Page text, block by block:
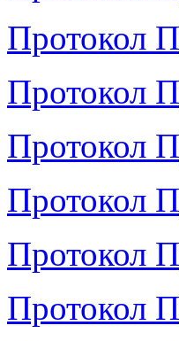
Протокол
Протокол
Протокол
Протокол
Протокол
Протокол